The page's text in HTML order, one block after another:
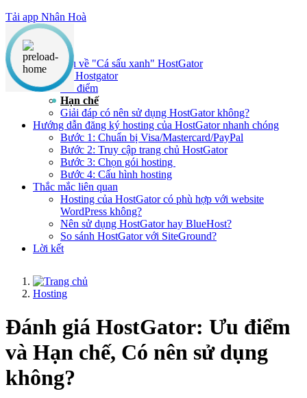
Tải app Nhân Hoà
Nội dung chính
Giới thiệu về "Cá sấu xanh" HostGator
Đánh giá Hostgator
Ưu điểm
Hạn chế
Giải đáp có nên sử dụng HostGator không?
Hướng dẫn đăng ký hosting của HostGator nhanh chóng
Bước 1: Chuẩn bị Visa/Mastercard/PayPal
Bước 2: Truy cập trang chủ HostGator
Bước 3: Chọn gói hosting
Bước 4: Cấu hình hosting
Thắc mắc liên quan
Hosting của HostGator có phù hợp với website
WordPress không?
Nên sử dụng HostGator hay BlueHost?
So sánh HostGator với SiteGround?
Lời kết
Hosting
Đánh giá HostGator: Ưu điểm
và Hạn chế, Có nên sử dụng
không?